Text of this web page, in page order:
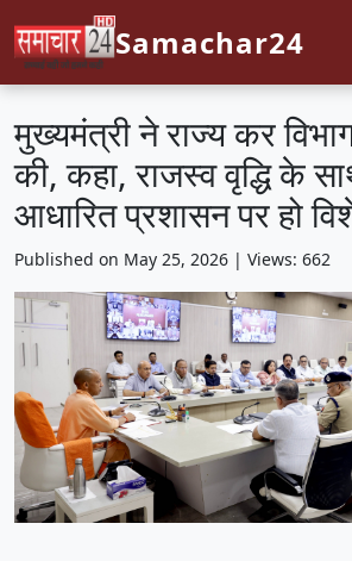
Samachar24
मुख्यमंत्री ने राज्य कर
की, कहा, राजस्व वृद्धि के
आधारित प्रशासन पर हो
Published on May 25, 2026 | Views: 662